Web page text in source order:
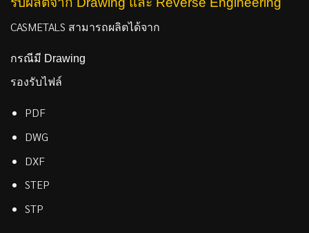
CASMETALS สามารถผลิตได้จาก
กรณีมี Drawing
รองรับไฟล์
PDF
DWG
DXF
STEP
STP